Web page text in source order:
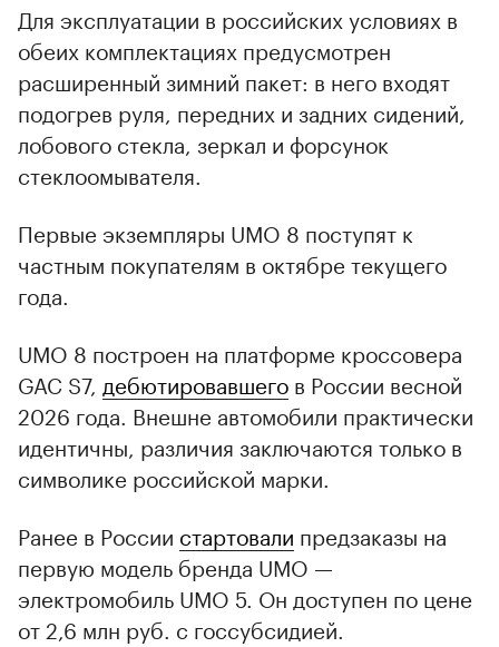
Для эксплуатации в российских условиях в
обеих комплектациях предусмотрен
расширенный зимний пакет: в него входят
подогрев руля, передних и задних сидений,
лобового стекла, зеркал и форсунок
стеклоомывателя.
Первые экземпляры UMO 8 поступят к
частным покупателям в октябре текущего
года.
UMO 8 построен на платформе кроссовера
GAC S7, дебютировавшего в России весной
2026 года. Внешне автомобили практически
идентичны, различия заключаются только в
символике российской марки.
Ранее в России стартовали предзаказы на
первую модель бренда UMO —
электромобиль UMO 5. Он доступен по цене
от 2,6 млн руб. с госсубсидией.